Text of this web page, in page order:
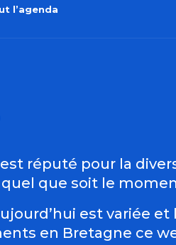
l’agenda
réputé pour la
que soit le
est variée
en Bretagne ce